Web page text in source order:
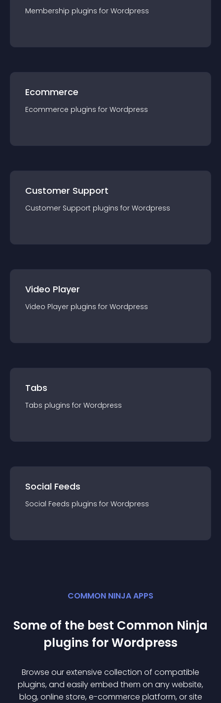
Membership plugins for Wordpress
Ecommerce
Ecommerce plugins for Wordpress
Customer Support
Customer Support plugins for Wordpress
Video Player
Video Player plugins for Wordpress
Tabs
Tabs plugins for Wordpress
Social Feeds
Social Feeds plugins for Wordpress
COMMON NINJA APPS
Some of the best Common Ninja
plugins forWordpress
Browse our extensive collection of compatible
plugins, and easily embed them on any website,
blog, online store, e-commerce platform, or site